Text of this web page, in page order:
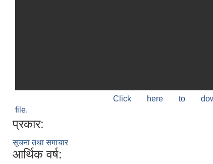
Click here to
file.
प्रकार:
सूचना तथा समाचार
आर्थिक वर्ष: